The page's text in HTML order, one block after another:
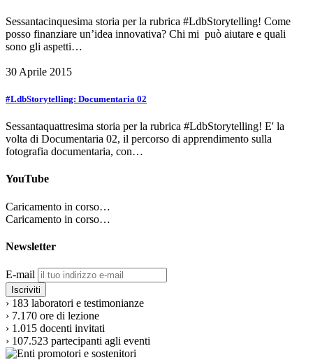
Sessantacinquesima storia per la rubrica #LdbStorytelling! Come
posso finanziare un’idea innovativa? Chi mi può aiutare e quali
sono gli aspetti…
30 Aprile 2015
#LdbStorytelling: Documentaria 02
Sessantaquattresima storia per la rubrica #LdbStorytelling! E' la
volta di Documentaria 02, il percorso di apprendimento sulla
fotografia documentaria, con…
YouTube
Caricamento in corso…
Caricamento in corso…
Newsletter
E-mail
› 183 laboratori e testimonianze
› 7.170 ore di lezione
› 1.015 docenti invitati
› 107.523 partecipanti agli eventi